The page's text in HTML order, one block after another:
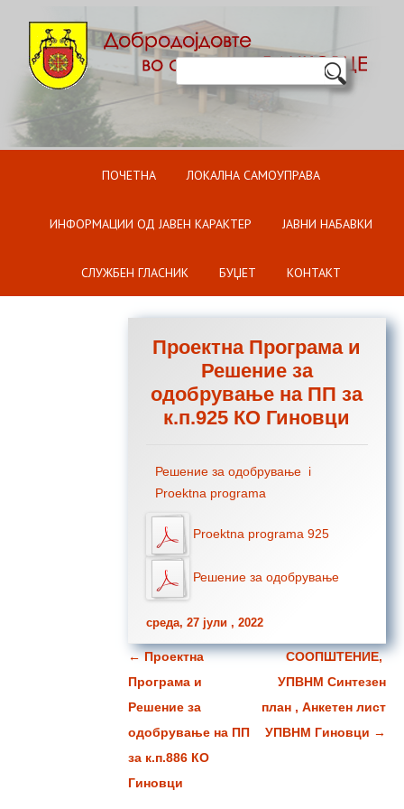
ПОЧЕТНА ЛОКАЛНА САМОУПРАВА
ИНФОРМАЦИИ ОД ЈАВЕН КАРАКТЕР ЈАВНИ НАБАВКИ
СЛУЖБЕН ГЛАСНИК БУЏЕТ КОНТАКТ
Проектна Програма и
Решение за
одобрување на ПП за
к.п.925 КО Гиновци
Решение за одобрување i
Proektna programa
Proektna programa 925
Решение за одобрување
среда, 27 јули , 2022
Навигација за написи
←Проектна
Програма и
Решение за
одобрување на ПП
за к.п.886 КО
Гиновци
СООПШТЕНИЕ,
УПВНМ Синтезен
план , Анкетен лист
УПВНМ Гиновци →